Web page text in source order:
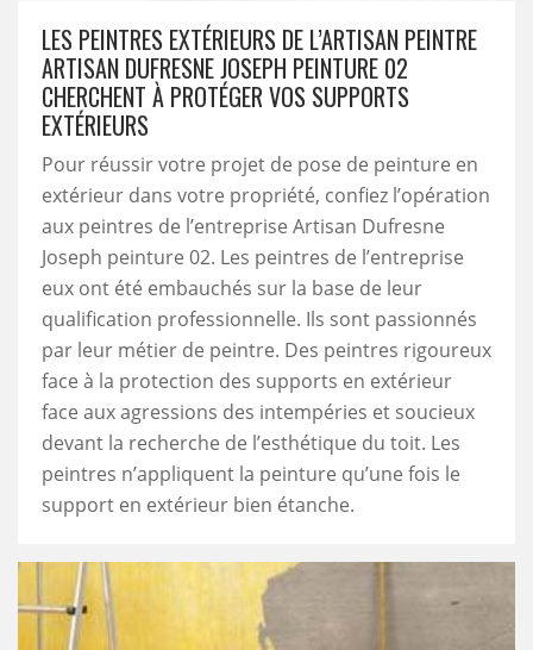
LES PEINTRES EXTÉRIEURS DE L’ARTISAN PEINTRE
ARTISAN DUFRESNE JOSEPH PEINTURE 02
CHERCHENT À PROTÉGER VOS SUPPORTS
EXTÉRIEURS
Pour réussir votre projet de pose de peinture en
extérieur dans votre propriété, confiez l’opération
aux peintres de l’entreprise Artisan Dufresne
Joseph peinture 02. Les peintres de l’entreprise
eux ont été embauchés sur la base de leur
qualification professionnelle. Ils sont passionnés
par leur métier de peintre. Des peintres rigoureux
face à la protection des supports en extérieur
face aux agressions des intempéries et soucieux
devant la recherche de l’esthétique du toit. Les
peintres n’appliquent la peinture qu’une fois le
support en extérieur bien étanche.